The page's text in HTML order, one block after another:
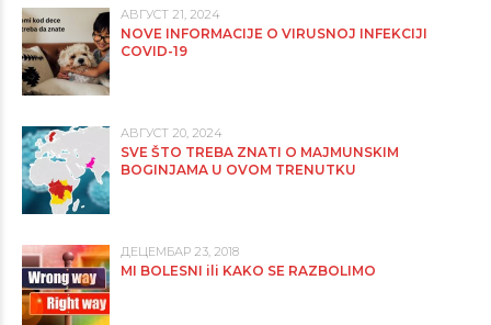
АВГУСТ 21, 2024
NOVE INFORMACIJE O VIRUSNOJ INFEKCIJI
COVID-19
АВГУСТ 20, 2024
SVE ŠTO TREBA ZNATI O MAJMUNSKIM
BOGINJAMA U OVOM TRENUTKU
ДЕЦЕМБАР 23, 2018
MI BOLESNI ili KAKO SE RAZBOLIMO